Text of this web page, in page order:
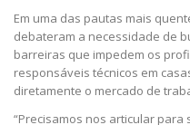
Em uma das pautas mais
debateram a necessidade de
barreiras que impedem os
responsáveis técnicos em
diretamente o mercado de
“Precisamos nos articular